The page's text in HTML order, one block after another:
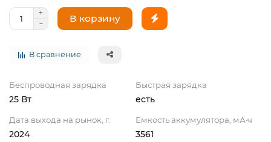
В корзину
В сравнение
Беспроводная зарядка
25 Вт
Быстрая зарядка
есть
Дата выхода на рынок, г.
2024
Емкость аккумулятора, мА·ч
3561